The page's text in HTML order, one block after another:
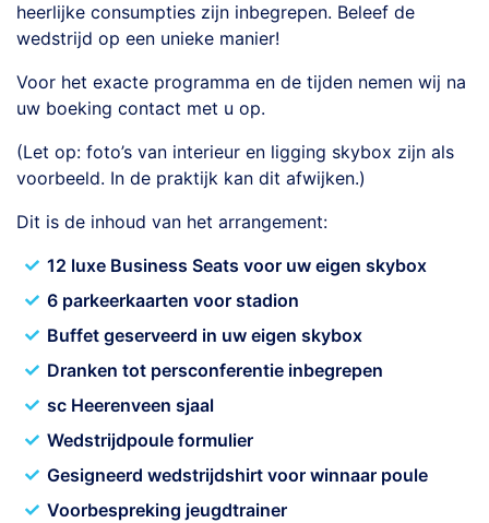
heerlijke consumpties zijn inbegrepen. Beleef de
wedstrijd op een unieke manier!
Voor het exacte programma en de tijden nemen wij na
uw boeking contact met u op.
(Let op: foto’s van interieur en ligging skybox zijn als
voorbeeld. In de praktijk kan dit afwijken.)
Dit is de inhoud van het arrangement:
12 luxe Business Seats voor uw eigen skybox
6 parkeerkaarten voor stadion
Buffet geserveerd in uw eigen skybox
Dranken tot persconferentie inbegrepen
sc Heerenveen sjaal
Wedstrijdpoule formulier
Gesigneerd wedstrijdshirt voor winnaar poule
Voorbespreking jeugdtrainer